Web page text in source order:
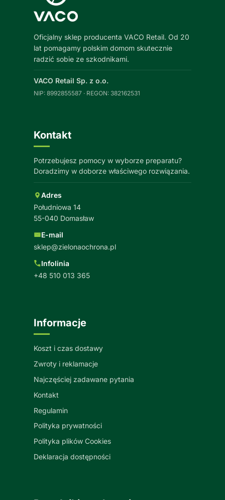
Oficjalny sklep producenta VACO Retail. Od 20
lat pomagamy polskim domom skutecznie
radzić sobie ze szkodnikami.
VACO Retail Sp. z o.o.
NIP: 8992855587 · REGON: 382162531
Kontakt
Potrzebujesz pomocy w wyborze preparatu?
Doradzimy w doborze właściwego rozwiązania.
Adres
Południowa 14
55-040 Domasław
E-mail
sklep@zielonaochrona.pl
Infolinia
+48 510 013 365
Informacje
Koszt i czas dostawy
Zwroty i reklamacje
Najczęściej zadawane pytania
Kontakt
Regulamin
Polityka prywatności
Polityka plików Cookies
Deklaracja dostępności